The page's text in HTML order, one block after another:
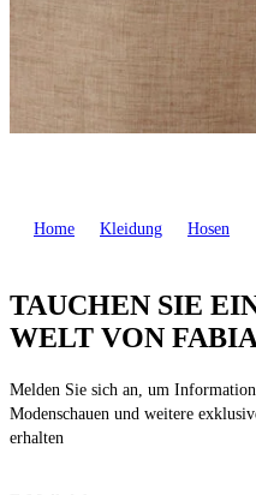
Home Kleidung Hosen
TAUCHEN SIE
WELT VON
Melden Sie sich an, um
Modenschauen und weitere
erhalten